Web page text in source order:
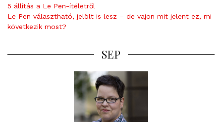
5 állítás a Le Pen-ítéletről
Le Pen választható, jelölt is lesz – de vajon mit jelent ez, mi
következik most?
SEP